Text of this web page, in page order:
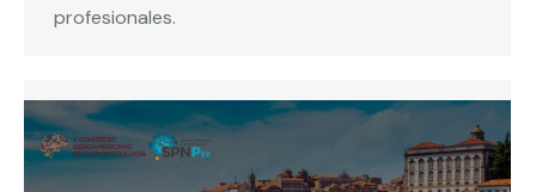
profesionales.